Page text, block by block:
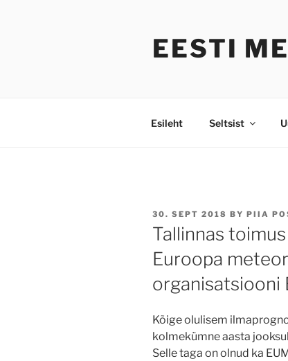
EESTI
Esileht Seltsist
POSTED
ON
30. SEPT 2018 BY PIIA
Tallinnas
Euroopa
organisatsiooni
Kõige olulisem
kolmekümne aasta
Selle taga on olnud ka